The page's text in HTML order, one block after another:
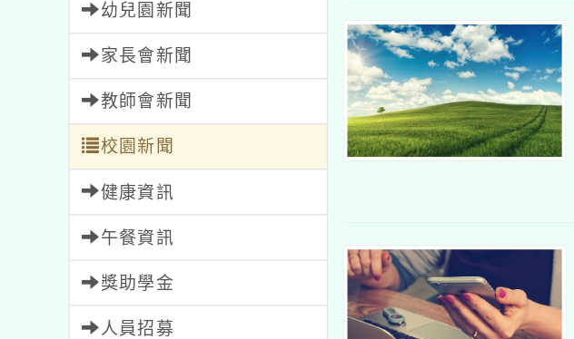
幼兒園新聞
家長會新聞
教師會新聞
校園新聞
健康資訊
午餐資訊
獎助學金
人員招募